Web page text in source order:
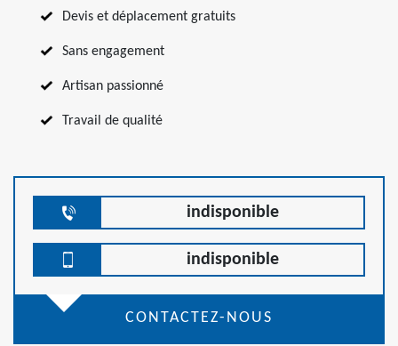
Devis et déplacement gratuits
Sans engagement
Artisan passionné
Travail de qualité
indisponible
indisponible
CONTACTEZ-NOUS